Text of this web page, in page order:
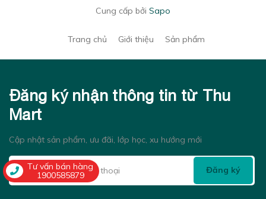
Cung cấp bởi Sapo
Trang chủ Giới thiệu Sản phẩm
Đăng ký nhận thông tin từ Thu
Mart
Cập nhật sản phẩm, ưu đãi, lớp học, xu hướng mới
Đăng ký
Tư vấn bán hàng
1900585879